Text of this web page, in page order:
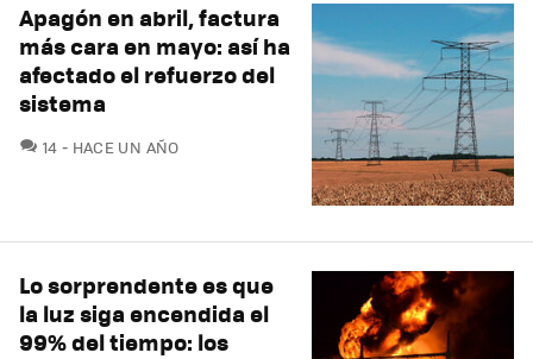
Apagón en abril, factura
más cara en mayo: así ha
afectado el refuerzo del
sistema
14 COMENTARIOS
HACE UN AÑO
Lo sorprendente es que
la luz siga encendida el
99% del tiempo: los